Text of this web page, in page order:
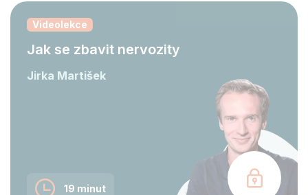
Videolekce
Jak se zbavit nervozity
Jirka Martišek
19 minut